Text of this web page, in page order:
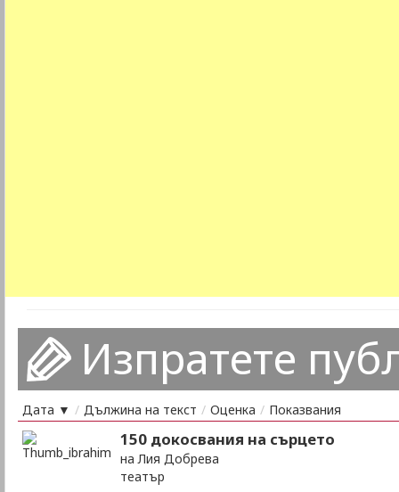
Изпратете
Дата ▼ / Дължина на текст / Оценка / Показвания
150 докосвания на сърцето
на Лия Добрева
театър